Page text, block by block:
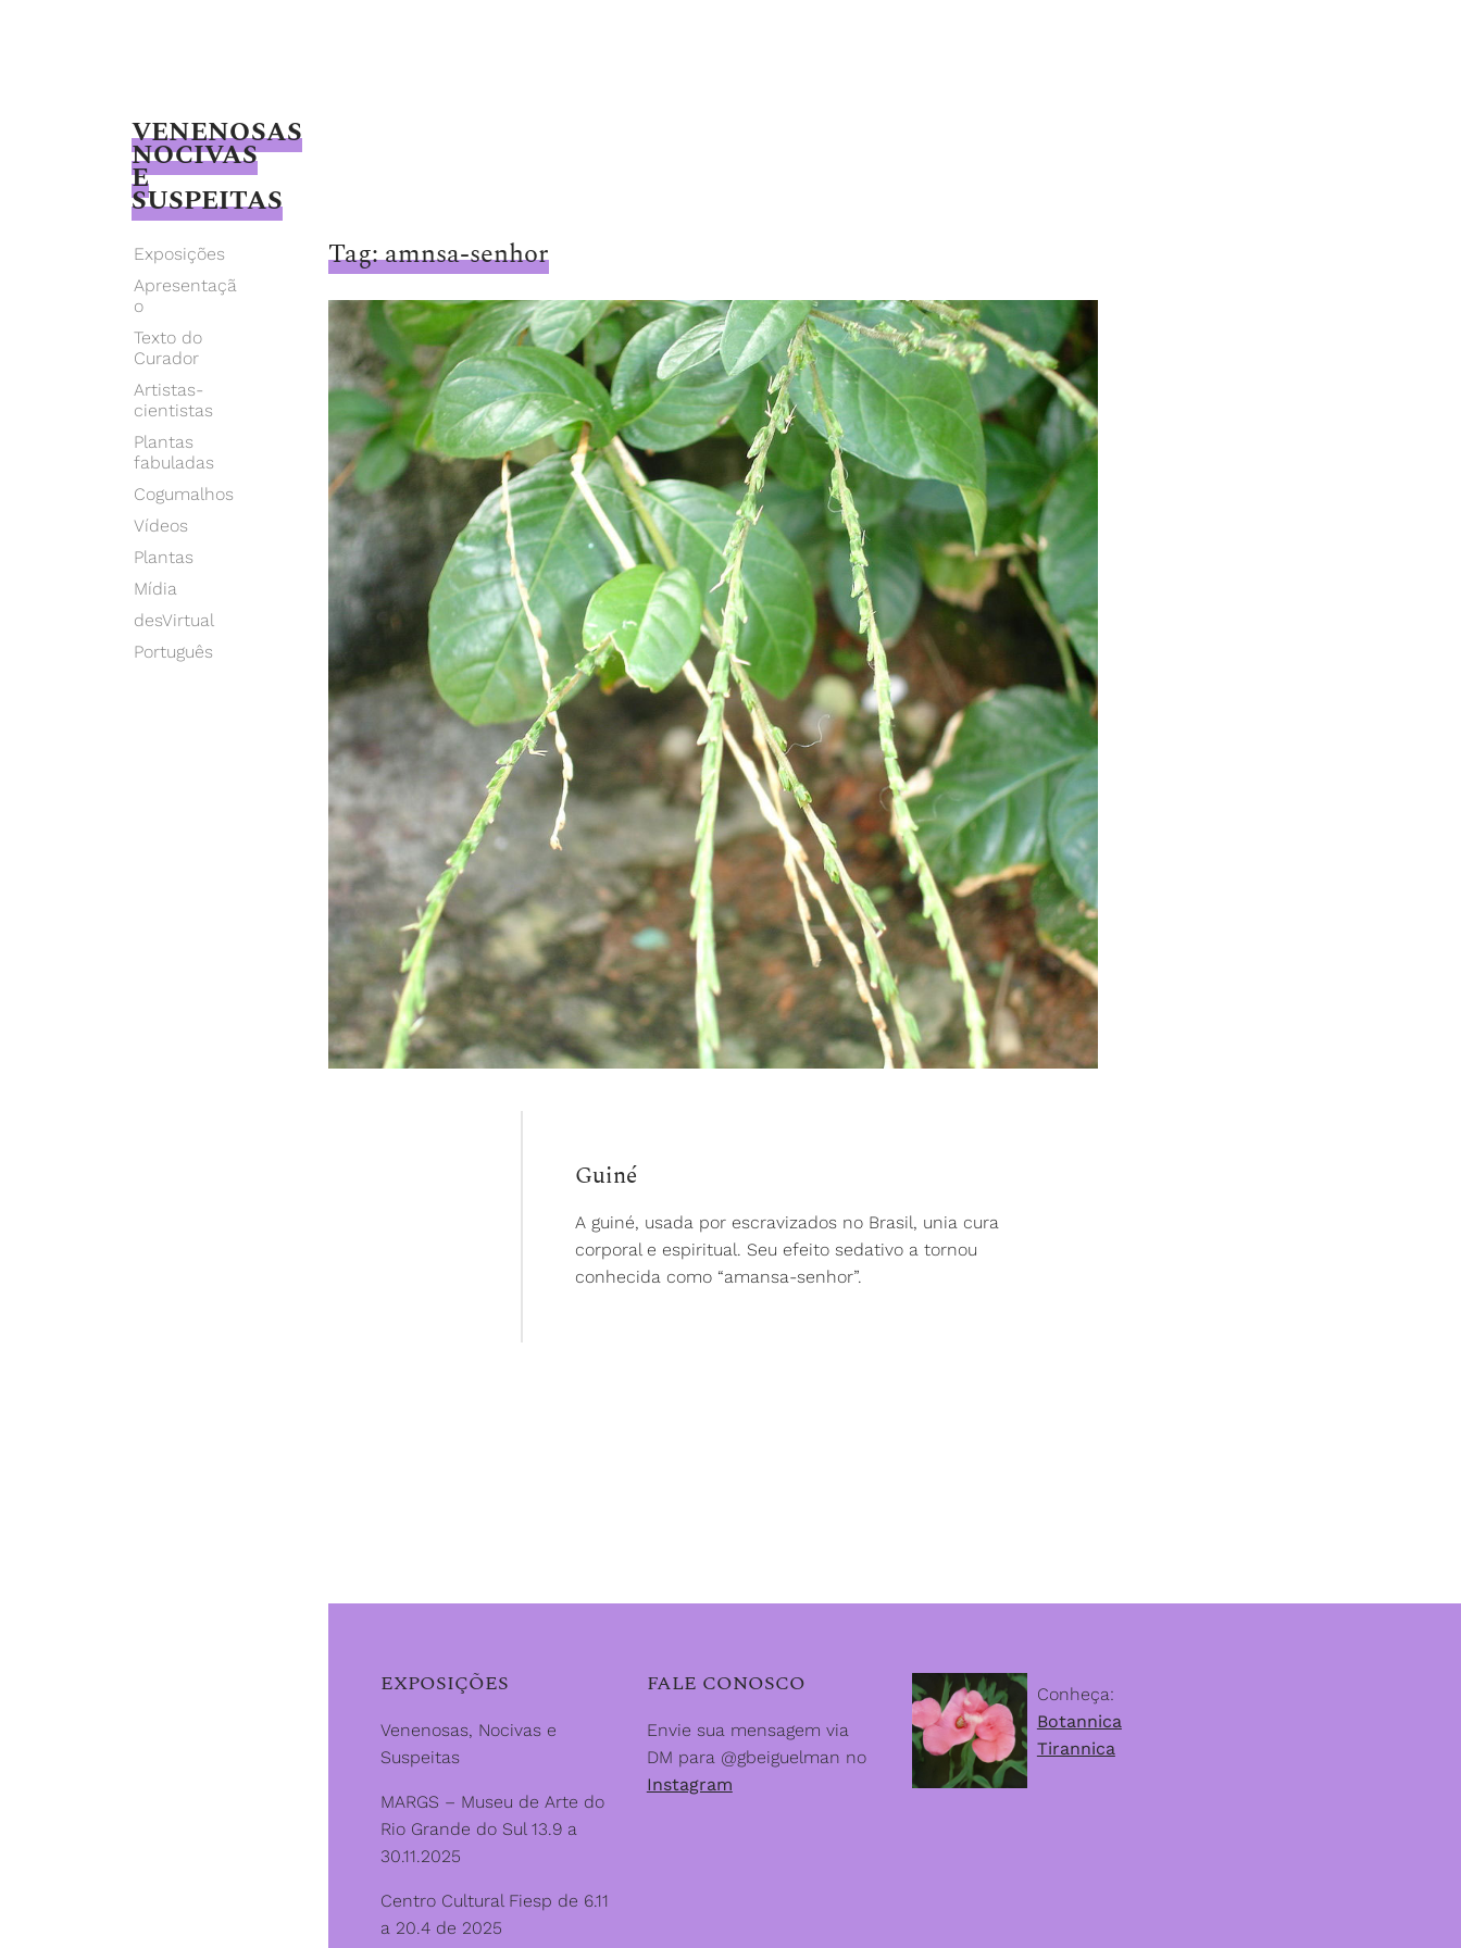
VENENOSAS
NOCIVAS
E
SUSPEITAS
Giselle
Beiguelman
Exposições
Apresentaçã
o
Texto do
Curador
Artistas-
cientistas
Plantas
fabuladas
Cogumalhos
Vídeos
Plantas
Mídia
desVirtual
Português
Tag:amnsa-senhor
Guiné
A guiné, usada por escravizados no Brasil, unia cura
corporal e espiritual. Seu efeito sedativo a tornou
conhecida como “amansa-senhor”.
EXPOSIÇÕES
Venenosas, Nocivas e
Suspeitas
MARGS – Museu de Arte do
Rio Grande do Sul 13.9 a
30.11.2025
Centro Cultural Fiesp de 6.11
a 20.4 de 2025
FALE CONOSCO
Envie sua mensagem via
DM para @gbeiguelman no
Instagram
Conheça:
Botannica
Tirannica